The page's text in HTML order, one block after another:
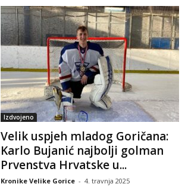
Izdvojeno
Velik uspjeh mladog Goričana:
Karlo Bujanić najbolji golman
Prvenstva Hrvatske u...
Kronike Velike Gorice - 4. travnja 2025